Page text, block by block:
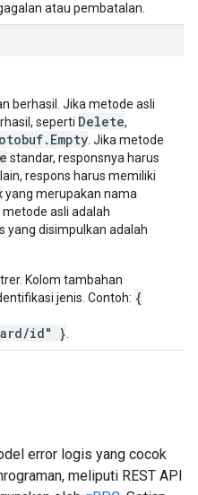
atau pembatalan.
berhasil. Jika metode asli
seperti Delete,
. Jika metode
standar, responsnya harus
respons harus memiliki
yang merupakan nama
asli adalah
yang disimpulkan adalah
Kolom tambahan
jenis. Contoh: {
id" }
error logis yang cocok
meliputi REST API